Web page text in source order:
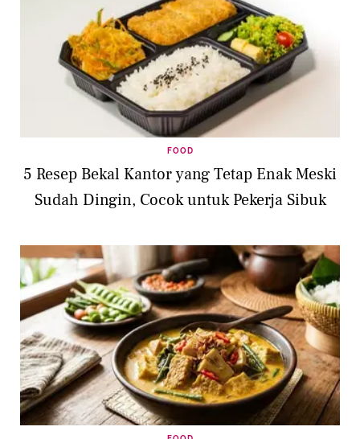
FOOD
5 Resep Bekal Kantor yang Tetap Enak Meski
Sudah Dingin, Cocok untuk Pekerja Sibuk